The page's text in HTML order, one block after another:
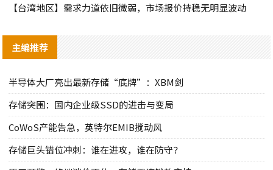
【台湾地区】需求力道依旧微弱，市场报价持稳无明显波动
主编推荐
半导体大厂亮出最新存储“底牌”：XBM剑
存储突围：国内企业级SSD的进击与变局
CoWoS产能告急，英特尔EMIB搅动风
存储巨头错位冲刺：谁在进攻，谁在防守？